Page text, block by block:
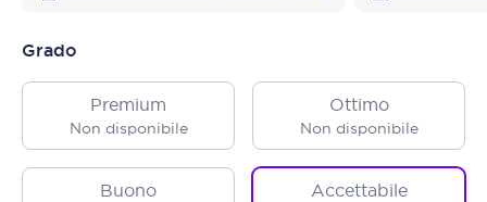
Grado
Premium
Non disponibile
Ottimo
Non disponibile
Buono Accettabile